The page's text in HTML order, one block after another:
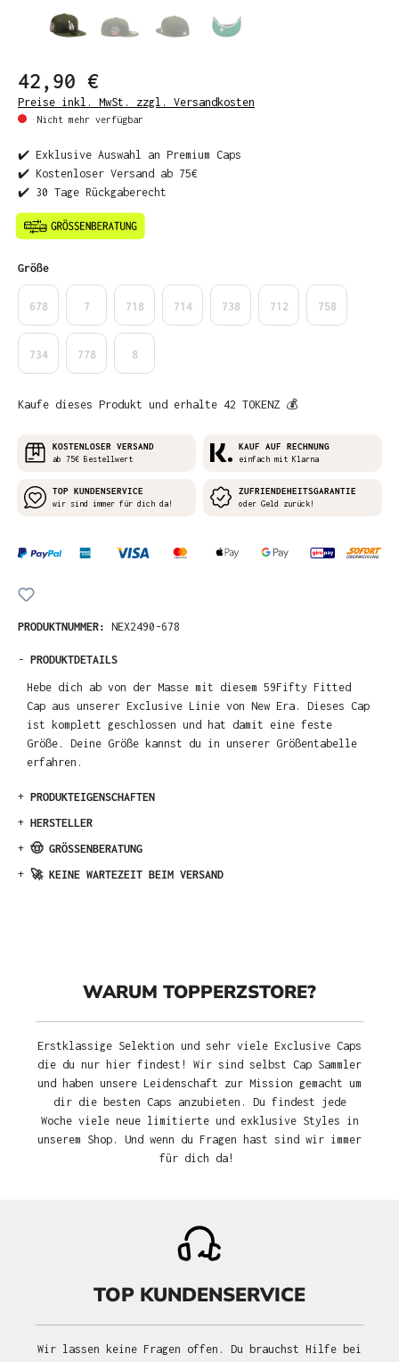
42,90 €
Preise inkl. MwSt. zzgl. Versandkosten
Nicht mehr verfügbar
✔️ Exklusive Auswahl an Premium Caps
✔️ Kostenloser Versand ab 75€
✔️ 30 Tage Rückgaberecht
Größeauswählen
678 7 718 714 738 712 758
734 778 8
Kaufe dieses Produkt und erhalte 42 TOKENZ 💰
KOSTENLOSER VERSAND
ab 75€ Bestellwert
KAUF AUF RECHNUNG
einfach mit Klarna
TOP KUNDENSERVICE
wir sind immer für dich da!
ZUFRIENDEHEITSGARANTIE
oder Geld zurück!
PRODUKTNUMMER: NEX2490-678
- PRODUKTDETAILS
Hebe dich ab von der Masse mit diesem 59Fifty Fitted
Cap aus unserer Exclusive Linie von New Era. Dieses Cap
ist komplett geschlossen und hat damit eine feste
Größe. Deine Größe kannst du in unserer Größentabelle
erfahren.
+ PRODUKTEIGENSCHAFTEN
+ HERSTELLER
+ 🤠 GRÖSSENBERATUNG
+ 🚀 KEINE WARTEZEIT BEIM VERSAND
WARUM TOPPERZSTORE?
Erstklassige Selektion und sehr viele Exclusive Caps
die du nur hier findest! Wir sind selbst Cap Sammler
und haben unsere Leidenschaft zur Mission gemacht um
dir die besten Caps anzubieten. Du findest jede
Woche viele neue limitierte und exklusive Styles in
unserem Shop. Und wenn du Fragen hast sind wir immer
für dich da!
TOP KUNDENSERVICE
Wir lassen keine Fragen offen. Du brauchst Hilfe bei